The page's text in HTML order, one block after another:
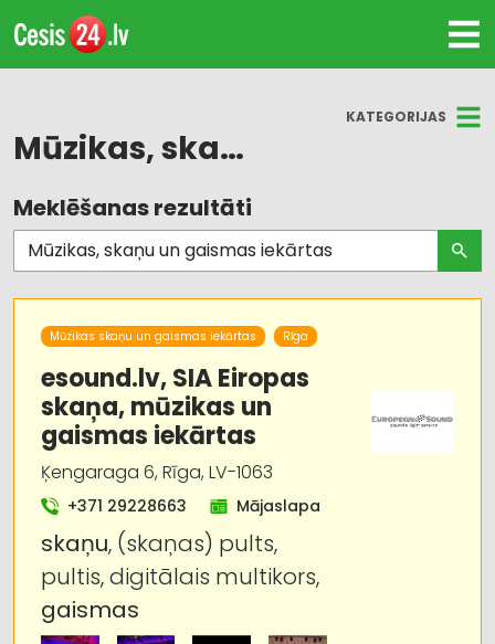
KATEGORIJAS
Mūzikas, skaņu un gaismas iekārtas
Visas nozares
Mūzikas, skaņu un gaismas iekārtas
Pasākumu organizēšana, atribūtika
Apgaismes tehnikas tirdzniecība
Audio un videotehnikas un piederumu
tirdzniecība
Elektrotehnisko iekārtu un elektromateriālu
ražošana
Noma
Meklēšanas rezultāti
Mūzikas skaņu un gaismas iekārtas Rīga
esound.lv, SIA Eiropas
skaņa, mūzikas un
gaismas iekārtas
Ķengaraga 6, Rīga, LV-1063
+371 29228663 Mājaslapa
skaņu, (skaņas) pults,
pultis, digitālais multikors,
gaismas